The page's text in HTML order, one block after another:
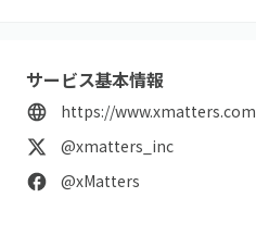
サービス基本情報
https://www.xmatters.com
@xmatters_inc
@xMatters